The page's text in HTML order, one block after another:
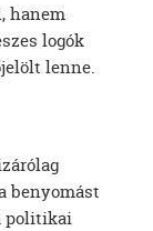
hanem
logók
lenne.
benyomást
politikai